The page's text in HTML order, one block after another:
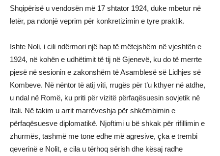
Shqipërisë u vendosën më 17 shtator 1924, duke mbetur në
letër, pa ndonjë veprim për konkretizimin e tyre praktik.
Ishte Noli, i cili ndërmori një hap të mëtejshëm në vjeshtën e
1924, në kohën e udhëtimit të tij në Gjenevë, ku do të merrte
pjesë në sesionin e zakonshëm të Asamblesë së Lidhjes së
Kombeve. Në nëntor të atij viti, rrugës për t’u kthyer në atdhe,
u ndal në Romë, ku priti për vizitë përfaqësuesin sovjetik në
Itali. Në takim u arrit marrëveshja për shkëmbimin e
përfaqësuesve diplomatikë. Njoftimi u bë shkak për rifillimin e
zhurmës, tashmë me tone edhe më agresive, çka e trembi
qeverinë e Nolit, e cila u tërhoq sërish dhe kësaj radhe